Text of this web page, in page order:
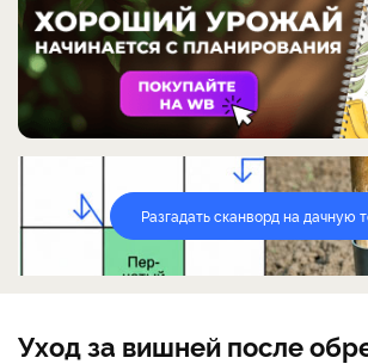
Разгадать сканворд на дачную
Уход за вишней после